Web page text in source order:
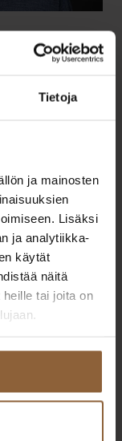
Tietoja
ja mainosten
Lisäksi
ja analytiikka-
käytät
näitä
tai joita on